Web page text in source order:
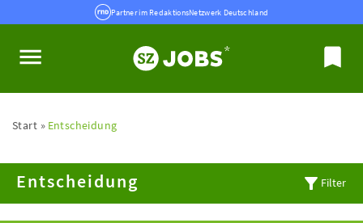
Partner im RedaktionsNetzwerk Deutschland
Start Entscheidung
Entscheidung Filter